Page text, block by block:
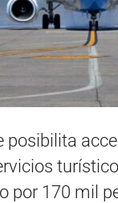
posibilita
por 170 mil